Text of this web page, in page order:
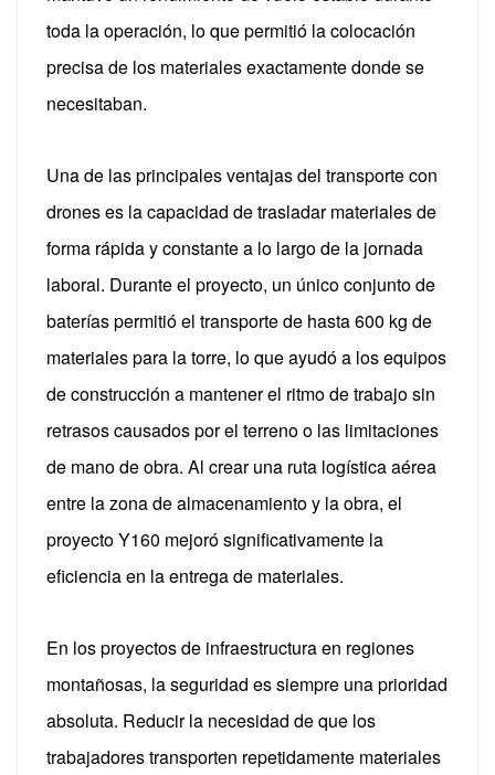
toda la operación, lo que permitió la colocación
precisa de los materiales exactamente donde se
necesitaban.
Una de las principales ventajas del transporte con
drones es la capacidad de trasladar materiales de
forma rápida y constante a lo largo de la jornada
laboral. Durante el proyecto, un único conjunto de
baterías permitió el transporte de hasta 600 kg de
materiales para la torre, lo que ayudó a los equipos
de construcción a mantener el ritmo de trabajo sin
retrasos causados ​​por el terreno o las limitaciones
de mano de obra.Al crear una ruta logística aérea
entre la zona de almacenamiento y la obra, el
proyecto Y160 mejoró significativamente la
eficiencia en la entrega de materiales.
En los proyectos de infraestructura en regiones
montañosas, la seguridad es siempre una prioridad
absoluta. Reducir la necesidad de que los
trabajadores transporten repetidamente materiales